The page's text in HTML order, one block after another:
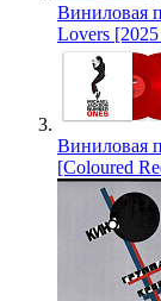
Виниловая
Lovers
Виниловая
[Coloured